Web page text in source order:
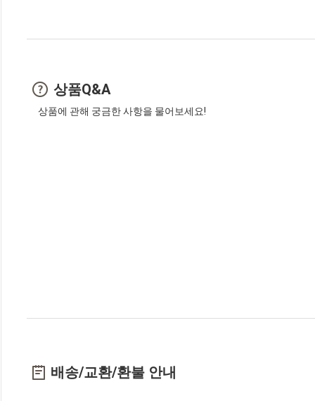
상품Q&A
상품에 관해 궁금한 사항을 물어보세요!
배송/교환/환불 안내